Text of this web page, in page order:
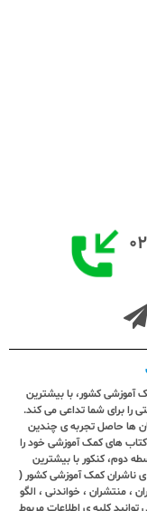
آموزشی کشور، با بیشترین
را برای شما تداعی می کند.
ها حاصل تجربه ی چندین
های کمک آموزشی خود را
دوم، کنکور با بیشترین
ناشران کمک آموزشی کشور (
، منتشران ، خواندنی ، الگو
کلیه ی اطلاعات مربوط